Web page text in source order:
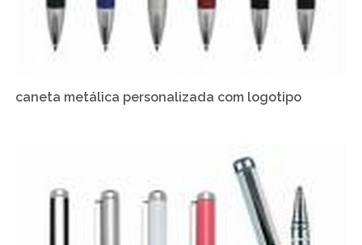
caneta metálica personalizada com logotipo